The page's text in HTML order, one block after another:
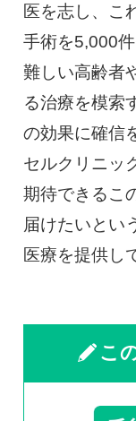
医を志し、こ
手術を5,000
難しい高齢者
る治療を模索
の効果に確信
セルクリニッ
期待できるこ
届けたいとい
医療を提供し
こ